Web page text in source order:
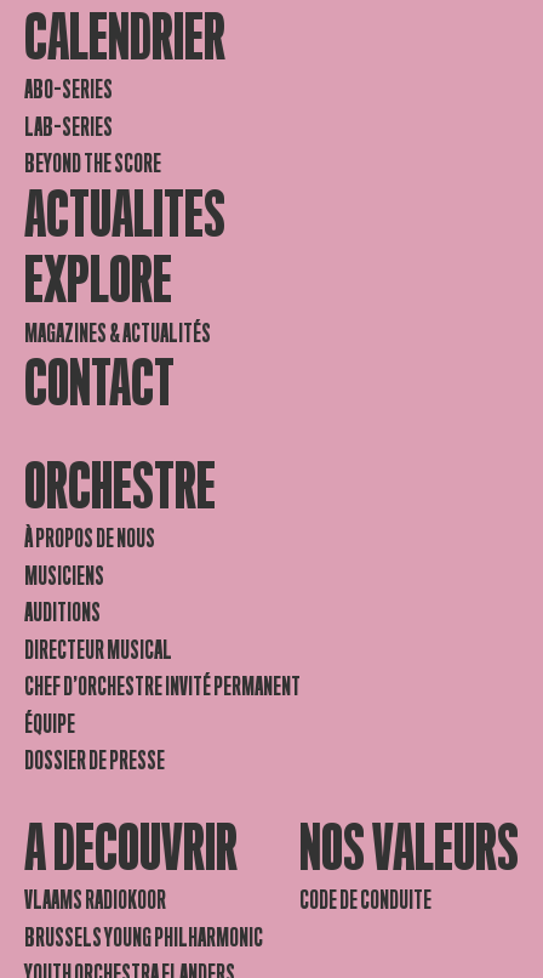
CALENDRIER
ABO-SERIES
LAB-SERIES
BEYOND THE SCORE
ACTUALITES
EXPLORE
MAGAZINES & ACTUALITÉS
CONTACT
ORCHESTRE
À PROPOS DE NOUS
MUSICIENS
AUDITIONS
DIRECTEUR MUSICAL
CHEF D’ORCHESTRE INVITÉ PERMANENT
ÉQUIPE
DOSSIER DE PRESSE
A DECOUVRIR
VLAAMS RADIOKOOR
BRUSSELS YOUNG PHILHARMONIC
NOS VALEURS
CODE DE CONDUITE